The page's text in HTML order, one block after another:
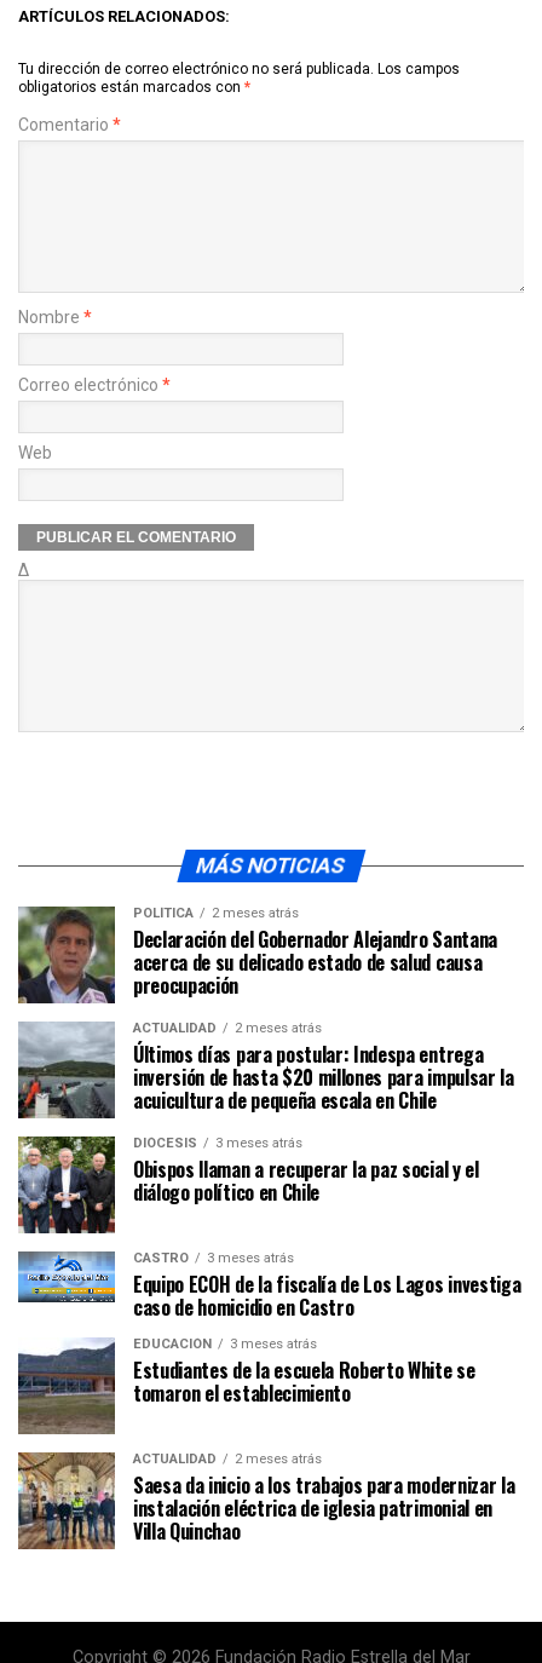
ARTÍCULOS RELACIONADOS:
Tu dirección de correo electrónico no será publicada. Los campos
obligatorios están marcados con *
Comentario *
Nombre *
Correo electrónico *
Web
Δ
MÁS NOTICIAS
POLÍTICA 2 meses atrás
Declaración del Gobernador Alejandro Santana
acerca de su delicado estado de salud causa
preocupación
ACTUALIDAD 2 meses atrás
Últimos días para postular: Indespa entrega
inversión de hasta $20 millones para impulsar la
acuicultura de pequeña escala en Chile
DIÓCESIS 3 meses atrás
Obispos llaman a recuperar la paz social y el
diálogo político en Chile
CASTRO 3 meses atrás
Equipo ECOH de la fiscalía de Los Lagos investiga
caso de homicidio en Castro
EDUCACIÓN 3 meses atrás
Estudiantes de la escuela Roberto White se
tomaron el establecimiento
ACTUALIDAD 2 meses atrás
Saesa da inicio a los trabajos para modernizar la
instalación eléctrica de iglesia patrimonial en
Villa Quinchao
Copyright © 2026 Fundación Radio Estrella del Mar